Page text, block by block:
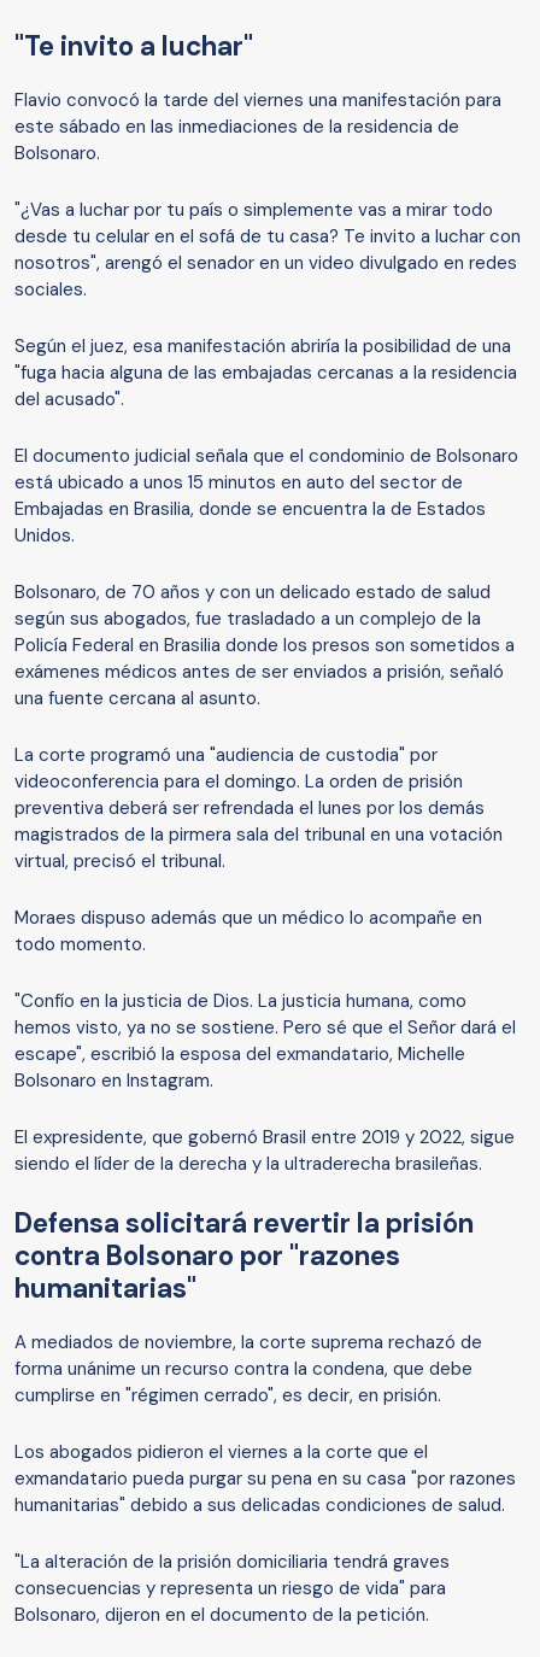
"Te invito a luchar"
Flavio convocó la tarde del viernes una manifestación para
este sábado en las inmediaciones de la residencia de
Bolsonaro.
"¿Vas a luchar por tu país o simplemente vas a mirar todo
desde tu celular en el sofá de tu casa? Te invito a luchar con
nosotros", arengó el senador en un video divulgado en redes
sociales.
Según el juez, esa manifestación abriría la posibilidad de una
"fuga hacia alguna de las embajadas cercanas a la residencia
del acusado".
El documento judicial señala que el condominio de Bolsonaro
está ubicado a unos 15 minutos en auto del sector de
Embajadas en Brasilia, donde se encuentra la de Estados
Unidos.
Bolsonaro, de 70 años y con un delicado estado de salud
según sus abogados, fue trasladado a un complejo de la
Policía Federal en Brasilia donde los presos son sometidos a
exámenes médicos antes de ser enviados a prisión, señaló
una fuente cercana al asunto.
La corte programó una "audiencia de custodia" por
videoconferencia para el domingo. La orden de prisión
preventiva deberá ser refrendada el lunes por los demás
magistrados de la pirmera sala del tribunal en una votación
virtual, precisó el tribunal.
Moraes dispuso además que un médico lo acompañe en
todo momento.
"Confío en la justicia de Dios. La justicia humana, como
hemos visto, ya no se sostiene. Pero sé que el Señor dará el
escape", escribió la esposa del exmandatario, Michelle
Bolsonaro en Instagram.
El expresidente, que gobernó Brasil entre 2019 y 2022, sigue
siendo el líder de la derecha y la ultraderecha brasileñas.
Defensa solicitará revertir la prisión
contra Bolsonaro por "razones
humanitarias"
A mediados de noviembre, la corte suprema rechazó de
forma unánime un recurso contra la condena, que debe
cumplirse en "régimen cerrado", es decir, en prisión.
Los abogados pidieron el viernes a la corte que el
exmandatario pueda purgar su pena en su casa "por razones
humanitarias" debido a sus delicadas condiciones de salud.
"La alteración de la prisión domiciliaria tendrá graves
consecuencias y representa un riesgo de vida" para
Bolsonaro, dijeron en el documento de la petición.